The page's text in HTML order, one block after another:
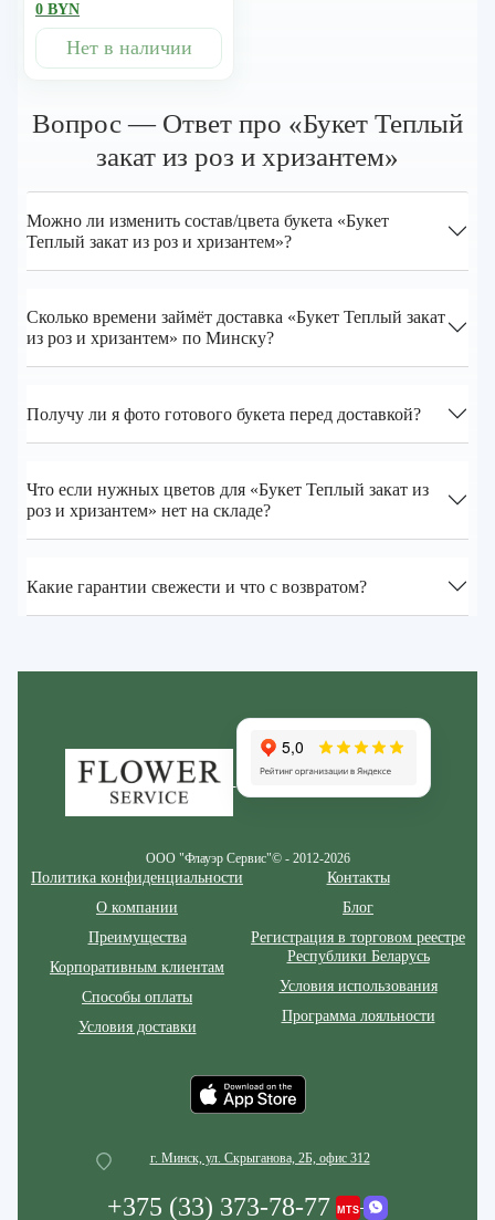
0 BYN
Нет в наличии
Вопрос — Ответ про «Букет Теплый
закат из роз и хризантем»
Можно ли изменить состав/цвета букета «Букет
Теплый закат из роз и хризантем»?
Сколько времени займёт доставка «Букет Теплый закат
из роз и хризантем» по Минску?
Получу ли я фото готового букета перед доставкой?
Что если нужных цветов для «Букет Теплый закат из
роз и хризантем» нет на складе?
Какие гарантии свежести и что с возвратом?
ООО "Флауэр Сервис"© - 2012-2026
Политика конфиденциальности
О компании
Преимущества
Корпоративным клиентам
Способы оплаты
Условия доставки
Контакты
Блог
Регистрация в торговом реестре
Республики Беларусь
Условия использования
Программа лояльности
г. Минск, ул. Скрыганова, 2Б, офис 312
+375 (33) 373-78-77